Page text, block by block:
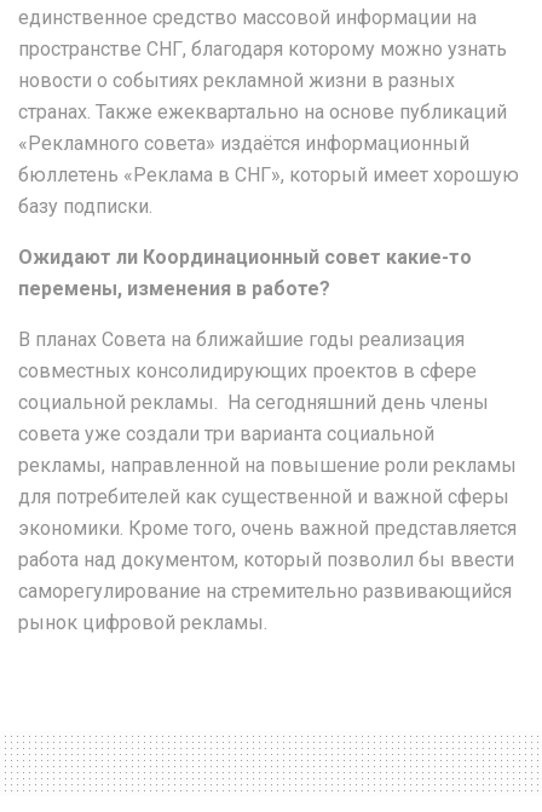
единственное средство массовой информации на
пространстве СНГ, благодаря которому можно узнать
новости о событиях рекламной жизни в разных
странах. Также ежеквартально на основе публикаций
«Рекламного совета» издаётся информационный
бюллетень «Реклама в СНГ», который имеет хорошую
базу подписки.
Ожидают ли Координационный совет какие-то
перемены, изменения в работе?
В планах Совета на ближайшие годы реализация
совместных консолидирующих проектов в сфере
социальной рекламы. На сегодняшний день члены
совета уже создали три варианта социальной
рекламы, направленной на повышение роли рекламы
для потребителей как существенной и важной сферы
экономики. Кроме того, очень важной представляется
работа над документом, который позволил бы ввести
саморегулирование на стремительно развивающийся
рынок цифровой рекламы.